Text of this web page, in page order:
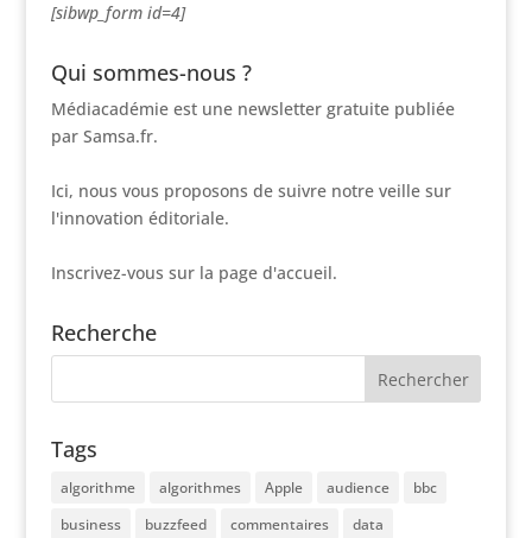
[sibwp_form id=4]
Qui sommes-nous ?
Médiacadémie est une newsletter gratuite publiée
par Samsa.fr.
Ici, nous vous proposons de suivre notre veille sur
l'innovation éditoriale.
Inscrivez-vous sur la page d'accueil.
Recherche
Tags
algorithme algorithmes Apple audience
bbc
business
buzzfeed commentaires
data